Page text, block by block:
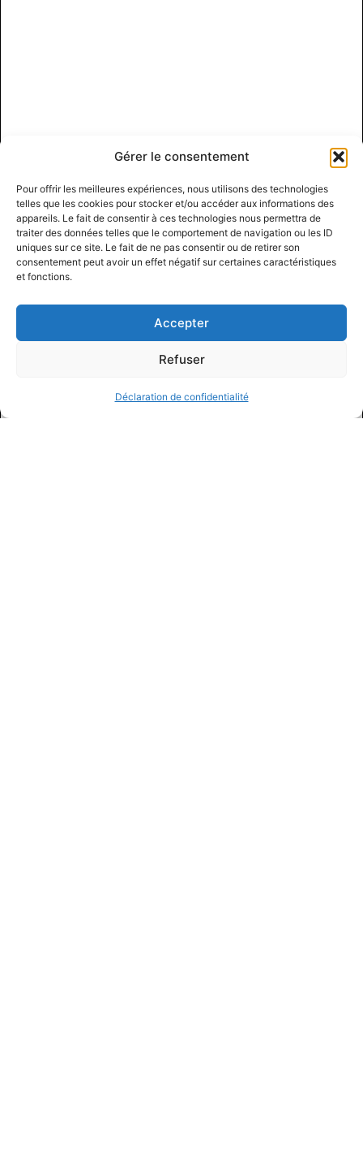
Gérer le consentement
Pour offrir les meilleures expériences, nous utilisons des technologies
telles que les cookies pour stocker et/ou accéder aux informations des
appareils. Le fait de consentir à ces technologies nous permettra de
traiter des données telles que le comportement de navigation ou les ID
uniques sur ce site. Le fait de ne pas consentir ou de retirer son
consentement peut avoir un effet négatif sur certaines caractéristiques
et fonctions.
Accepter
Refuser
Déclaration de confidentialité